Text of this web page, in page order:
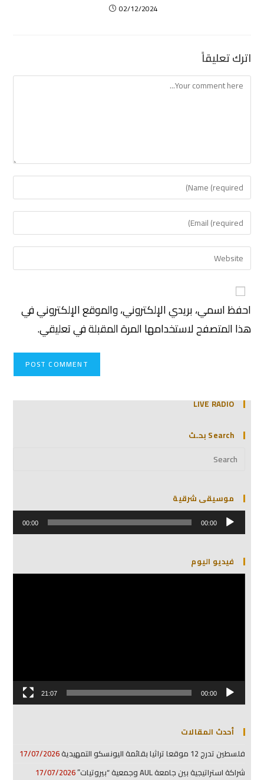
02/12/2024
اترك تعليقاً
احفظ اسمي، بريدي الإلكتروني، والموقع الإلكتروني في
هذا المتصفح لاستخدامها المرة المقبلة في تعليقي.
LIVE RADIO
Search بحـث
موسيقى شرقية
مشغل
الصوت 00:00
00:00
فيديو اليوم
00:00
21:07
أحدث المقالات
فلسطين تدرج 12 موقعا تراثيا بقائمة اليونسكو التمهيدية
17/07/2026
شراكة استراتيجية بين جامعة AUL وجمعية “بيروتيات”
17/07/2026